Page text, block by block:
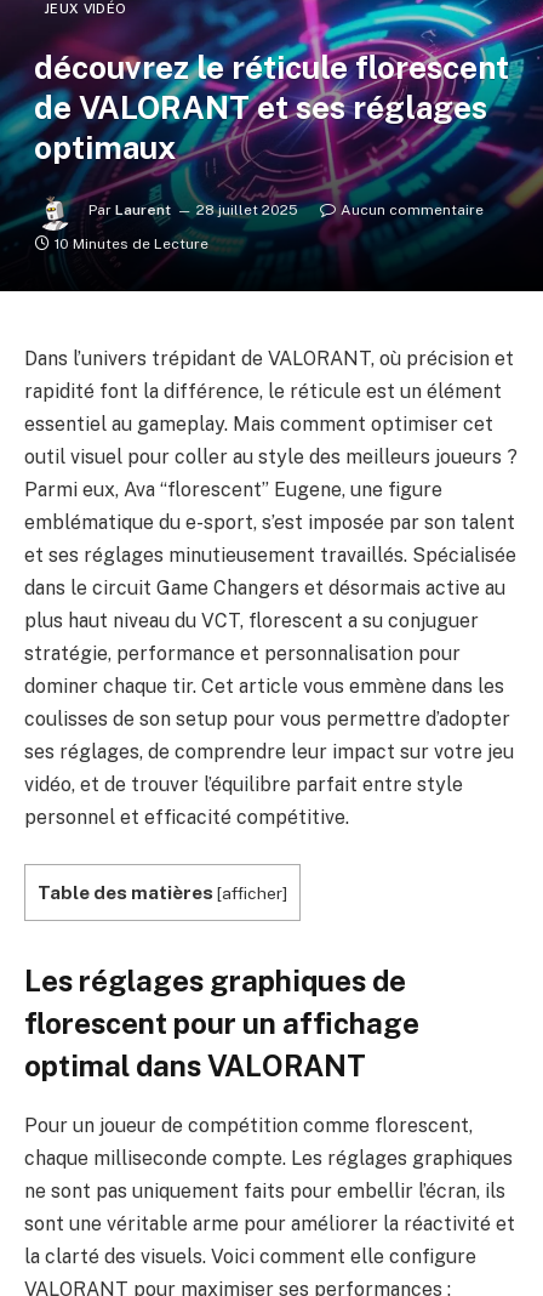
JEUX VIDÉO
découvrez le réticule florescent
de VALORANT et ses réglages
optimaux
Par Laurent 28 juillet 2025
Aucun commentaire
10 Minutes de Lecture
Dans l’univers trépidant de VALORANT, où précision et
rapidité font la différence, le réticule est un élément
essentiel au gameplay. Mais comment optimiser cet
outil visuel pour coller au style des meilleurs joueurs ?
Parmi eux, Ava “florescent” Eugene, une figure
emblématique du e-sport, s’est imposée par son talent
et ses réglages minutieusement travaillés. Spécialisée
dans le circuit Game Changers et désormais active au
plus haut niveau du VCT, florescent a su conjuguer
stratégie, performance et personnalisation pour
dominer chaque tir. Cet article vous emmène dans les
coulisses de son setup pour vous permettre d’adopter
ses réglages, de comprendre leur impact sur votre jeu
vidéo, et de trouver l’équilibre parfait entre style
personnel et efficacité compétitive.
Table des matières [afficher]
Les réglages graphiques de
florescent pour un affichage
optimal dans VALORANT
Pour un joueur de compétition comme florescent,
chaque milliseconde compte. Les réglages graphiques
ne sont pas uniquement faits pour embellir l’écran, ils
sont une véritable arme pour améliorer la réactivité et
la clarté des visuels. Voici comment elle configure
VALORANT pour maximiser ses performances :